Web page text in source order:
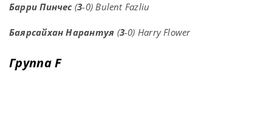
Барри Пинчес(3-0) Bulent Fazliu
Баярсайхан Нарантуя (3-0) Harry Flower
Группа F